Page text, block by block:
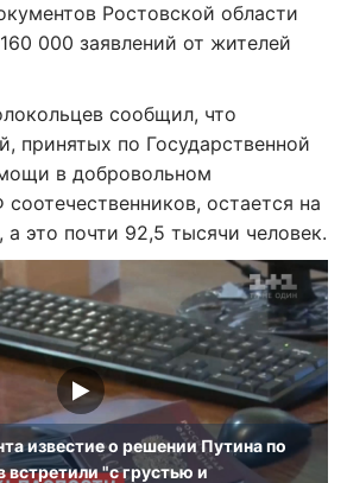
Ростовской области
000 заявлений от жителей
сообщил, что
принятых по Государственной
в добровольном
остается на
а это почти 92,5 тысячи человек.
известие о решении Путина по
встретили "с грустью и